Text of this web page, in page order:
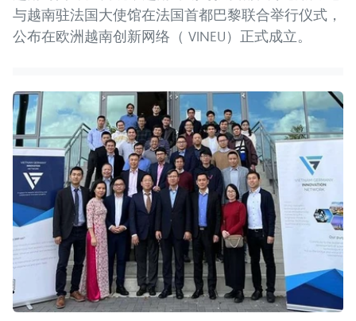
与越南驻法国大使馆在法国首都巴黎联合举行仪式，
公布在欧洲越南创新网络（ VINEU）正式成立。